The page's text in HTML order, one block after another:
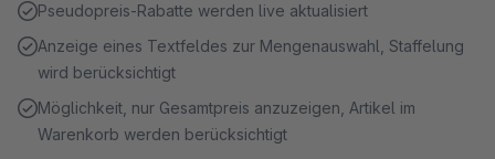
Pseudopreis-Rabatte werden live aktualisiert
Anzeige eines Textfeldes zur Mengenauswahl, Staffelung
wird berücksichtigt
Möglichkeit, nur Gesamtpreis anzuzeigen, Artikel im
Warenkorb werden berücksichtigt